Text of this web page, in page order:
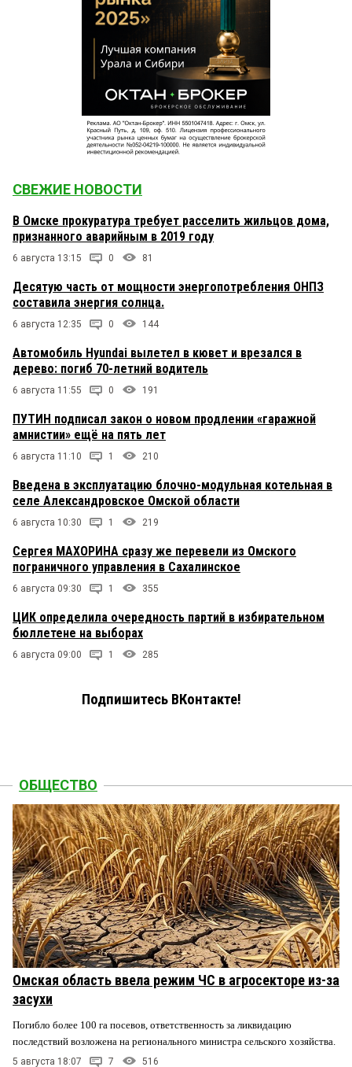
СВЕЖИЕ НОВОСТИ
В Омске прокуратура требует расселить жильцов дома,
признанного аварийным в 2019 году
6 августа 13:15 0 81
Десятую часть от мощности энергопотребления ОНПЗ
составила энергия солнца.
6 августа 12:35 0 144
Автомобиль Hyundai вылетел в кювет и врезался в
дерево: погиб 70-летний водитель
6 августа 11:55 0 191
ПУТИН подписал закон о новом продлении «гаражной
амнистии» ещё на пять лет
6 августа 11:10 1 210
Введена в эксплуатацию блочно-модульная котельная в
селе Александровское Омской области
6 августа 10:30 1 219
Сергея МАХОРИНА сразу же перевели из Омского
пограничного управления в Сахалинское
6 августа 09:30 1 355
ЦИК определила очередность партий в избирательном
бюллетене на выборах
6 августа 09:00 1 285
Подпишитесь ВКонтакте!
ОБЩЕСТВО
Омская область ввела режим ЧС в агросекторе из-за
засухи
Погибло более 100 га посевов, ответственность за ликвидацию
последствий возложена на регионального министра сельского хозяйства.
5 августа 18:07 7 516